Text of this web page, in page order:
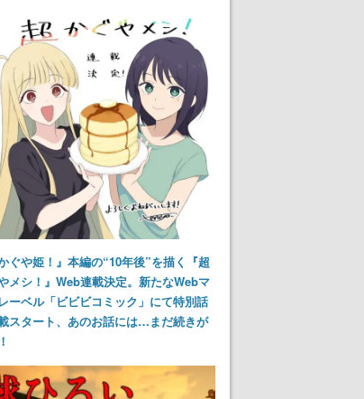
かぐや姫！』本編の“10年後”を描く『超
メシ！』Web連載決定。新たなWebマ
ーベル「ビビビコミック」にて特別話
スタート、あのお話には…まだ続きが